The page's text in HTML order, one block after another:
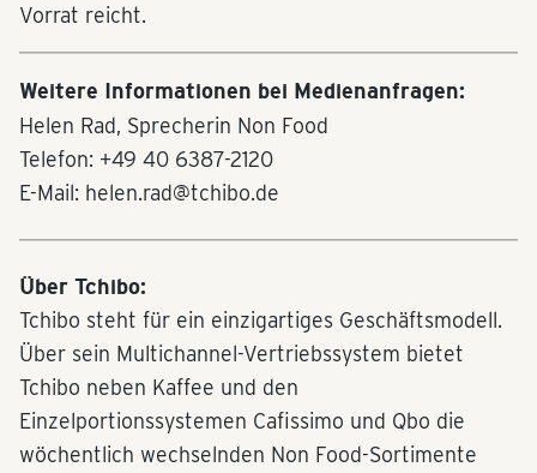
Vorrat reicht.
Weitere Informationen bei Medienanfragen:
Helen Rad, Sprecherin Non Food
Telefon: +49 40 6387-2120
E-Mail: helen.rad@tchibo.de
Über Tchibo:
Tchibo steht für ein einzigartiges Geschäftsmodell.
Über sein Multichannel-Vertriebssystem bietet
Tchibo neben Kaffee und den
Einzelportionssystemen Cafissimo und Qbo die
wöchentlich wechselnden Non Food-Sortimente